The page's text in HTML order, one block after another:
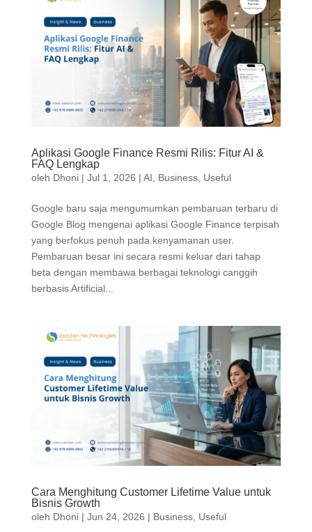
Aplikasi Google Finance Resmi Rilis: Fitur AI &
FAQ Lengkap
oleh Dhoni| Jul 1, 2026 | AI Business, Useful
Google baru saja mengumumkan pembaruan terbaru di
Google Blog mengenai aplikasi Google Finance terpisah
yang berfokus penuh pada kenyamanan user.
Pembaruan besar ini secara resmi keluar dari tahap
beta dengan membawa berbagai teknologi canggih
berbasis Artificial...
Cara Menghitung Customer Lifetime Value untuk
Bisnis Growth
oleh Dhoni| Jun 24, 2026 | Business, Useful